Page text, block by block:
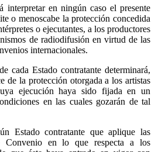
en ningún caso el presente
o menoscabe la protección concedida
o ejecutantes, a los productores
de radiodifusión en virtud de las
internacionales.
cada Estado contratante determinará,
de la protección otorgada a los artistas
ejecución haya sido fijada en un
en las cuales gozarán de tal
Estado contratante que aplique las
Convenio en lo que respecta a los